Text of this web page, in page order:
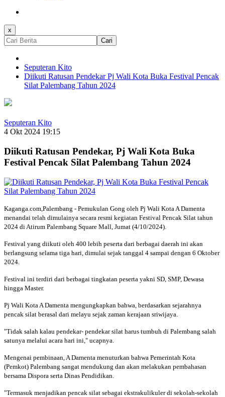
x
Cari
Seputeran Kito
Diikuti Ratusan Pendekar Pj Wali Kota Buka Festival Pencak
Silat Palembang Tahun 2024
Seputeran Kito
4 Okt 2024 19:15
Diikuti Ratusan Pendekar, Pj Wali Kota Buka
Festival Pencak Silat Palembang Tahun 2024
Kaganga.com,Palembang - Pemukulan Gong oleh Pj Wali Kota A Damenta
menandai telah dimulainya secara resmi kegiatan Festival Pencak Silat tahun
2024 di Atirum Palembang Square Mall, Jumat (4/10/2024).
Festival yang diikuti oleh 400 lebih peserta dari berbagai daerah ini akan
berlangsung selama tiga hari, dimulai sejak tanggal 4 sampai dengan 6 Oktober
2024.
Festival ini terdiri dari berbagai tingkatan peserta yakni SD, SMP, Dewasa
hingga Master.
Pj Wali Kota A Damenta mengungkapkan bahwa, berdasarkan sejarahnya
pencak silat berasal dari melayu sejak zaman kerajaan sriwijaya.
"Tidak salah kalau pendekar- pendekar silat harus tumbuh di Palembang salah
satunya melalui acara hari ini," ucapnya.
Mengenai pembinaan, A Damenta menuturkan bahwa Pemerintah Kota
(Pemkot) Palembang sangat mendukung dan akan melakukan pembahasan
bersama Dispora serta Dinas Pendidikan.
"Termasuk menjadikan pencak silat sebagai ekstrakulikuler di sekolah-sekolah